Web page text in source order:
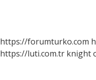
https://forumturko.com
https://luti.com.tr knight